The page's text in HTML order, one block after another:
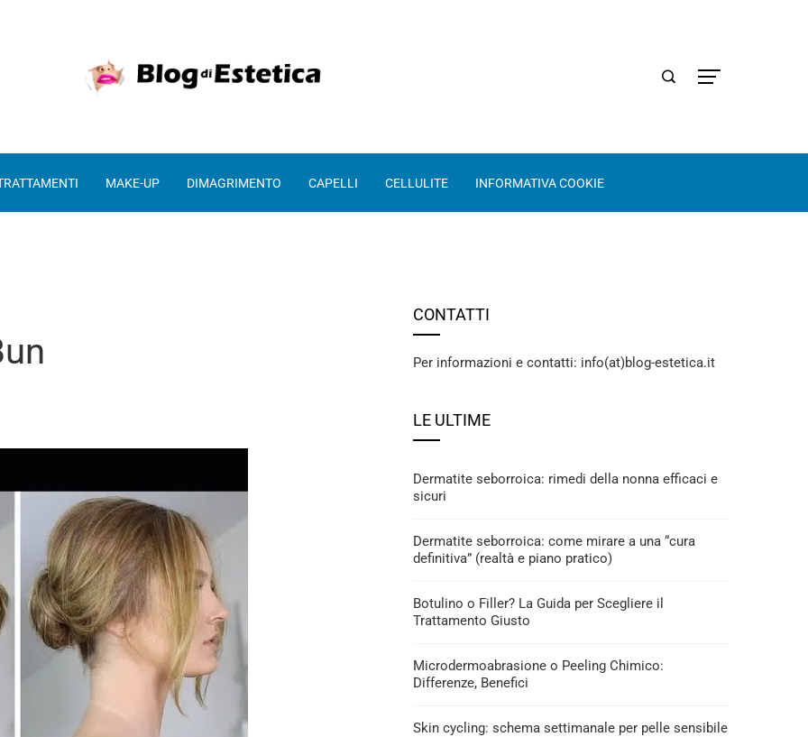
MAKE-UP DIMAGRIMENTO CAPELLI CELLULITE INFORMATIVA COOKIE
CONTATTI
Per informazioni e contatti: info(at)blog-estetica.it
LE ULTIME
Dermatite seborroica: rimedi della nonna efficaci e
sicuri
Dermatite seborroica: come mirare a una “cura
definitiva” (realtà e piano pratico)
Botulino o Filler? La Guida per Scegliere il
Trattamento Giusto
Microdermoabrasione o Peeling Chimico:
Differenze, Benefici
Skin cycling: schema settimanale per pelle sensibile